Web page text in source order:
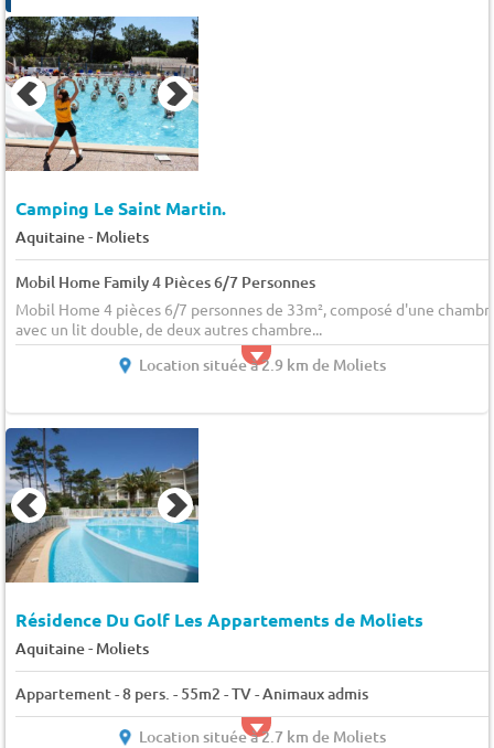
Camping Le Saint Martin.
Aquitaine- Moliets
Mobil Home Family 4 Pièces 6/7 Personnes
Mobil Home 4 pièces 6/7 personnes de 33m², composé d'une
avec un lit double, de deux autres chambre...
Location située à 2.9 km de Moliets
Résidence Du Golf Les Appartements de Moliets
Aquitaine- Moliets
Appartement - 8 pers. - 55m2 - TV - Animaux admis
Location située à 2.7 km de Moliets